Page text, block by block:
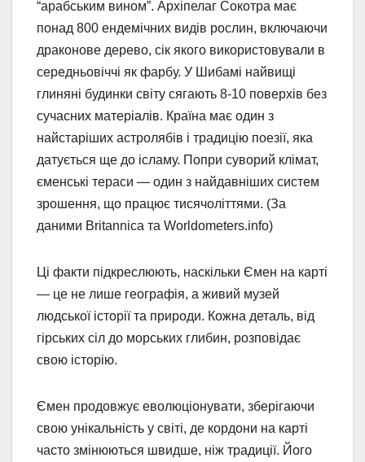
“арабським вином”. Архіпелаг Сокотра має
понад 800 ендемічних видів рослин, включаючи
драконове дерево, сік якого використовували в
середньовіччі як фарбу. У Шибамі найвищі
глиняні будинки світу сягають 8-10 поверхів без
сучасних матеріалів. Країна має один з
найстаріших астролябів і традицію поезії, яка
датується ще до ісламу. Попри суворий клімат,
єменські тераси — один з найдавніших систем
зрошення, що працює тисячоліттями. (За
даними Britannica та Worldometers.info)
Ці факти підкреслюють, наскільки Ємен на карті
— це не лише географія, а живий музей
людської історії та природи. Кожна деталь, від
гірських сіл до морських глибин, розповідає
свою історію.
Ємен продовжує еволюціонувати, зберігаючи
свою унікальність у світі, де кордони на карті
часто змінюються швидше, ніж традиції. Його